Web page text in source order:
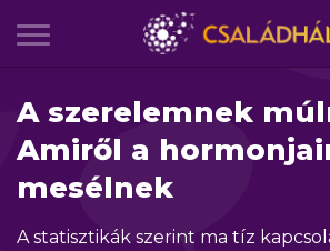
A szerelemnek
Amiről a
mesélnek
A statisztikák szerint ma tíz